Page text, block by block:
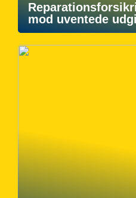
mod uventede